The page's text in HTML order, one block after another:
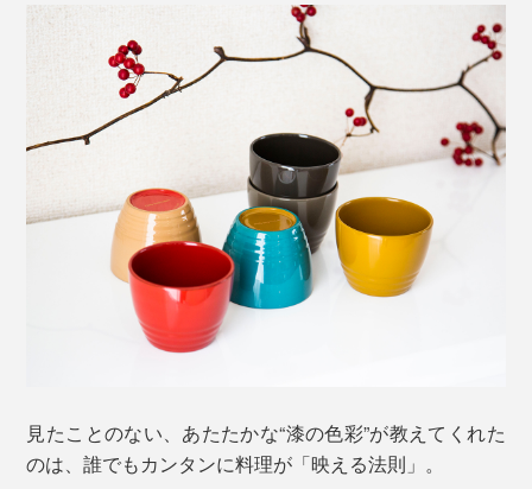
見たことのない、あたたかな“漆の色彩”が教えてくれた
のは、誰でもカンタンに料理が「映える法則」。